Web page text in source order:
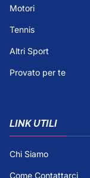
Motori
Tennis
Altri Sport
Provato per te
LINK UTILI
Chi Siamo
Come Contattarci